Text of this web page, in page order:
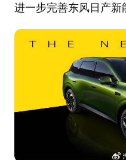
进一步完善东风日产新